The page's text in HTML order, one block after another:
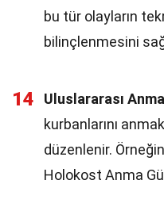
bu tür olayların
bilinçlenmesini
14 Uluslararası
kurbanlarını
düzenlenir.
Holokost Anma